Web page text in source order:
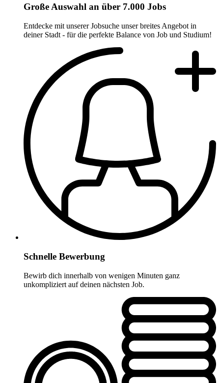
Große Auswahl an über 7.000 Jobs
Entdecke mit unserer Jobsuche unser breites Angebot in
deiner Stadt - für die perfekte Balance von Job und Studium!
Schnelle Bewerbung
Bewirb dich innerhalb von wenigen Minuten ganz
unkompliziert auf deinen nächsten Job.